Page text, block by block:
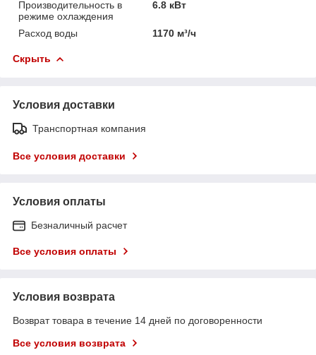
Производительность в
режиме охлаждения
6.8 кВт
Расход воды 1170 м³/ч
Скрыть
Условия доставки
Транспортная компания
Все условия доставки
Условия оплаты
Безналичный расчет
Все условия оплаты
Условия возврата
Возврат товара в течение 14 дней по договоренности
Все условия возврата